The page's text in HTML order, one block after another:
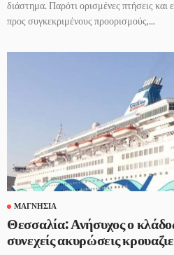
διάστημα. Παρότι ορισμένες πτήσεις και
προς συγκεκριμένους προορισμούς,...
ΜΑΓΝΗΣΊΑ
Θεσσαλία: Ανήσυχος ο
συνεχείς ακυρώσεις